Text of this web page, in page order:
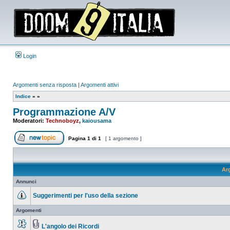
Login
Argomenti senza risposta | Argomenti attivi
Indice » »
Programmazione A/V
Moderatori: Technoboyz, kaiousama
Apri un nuovo argomento
Pagina 1 di 1 [ 1 argomento ]
Annunci
messaggio
da
leggere
Suggerimenti per l'uso della sezione
Argomenti
L'angolo dei Ricordi